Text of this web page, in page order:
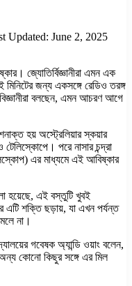
Updated: June 2, 2025
জ্যোতির্বিজ্ঞানীরা এমন এক
জন্য একসঙ্গে রেডিও তরঙ্গ
বলছেন, এমন আচরণ আগে
হয় অস্ট্রেলিয়ার স্কয়ার
পরে নাসার চন্দ্রা
এর মাধ্যমে এই আবিষ্কার
হয়েছে, এই বস্তুটি খুবই
এটি শক্তি ছড়ায়, যা এখন পর্যন্ত
না।
গবেষক অ্যান্ডি ওয়াং বলেন,
কোনো কিছুর সঙ্গে এর মিল